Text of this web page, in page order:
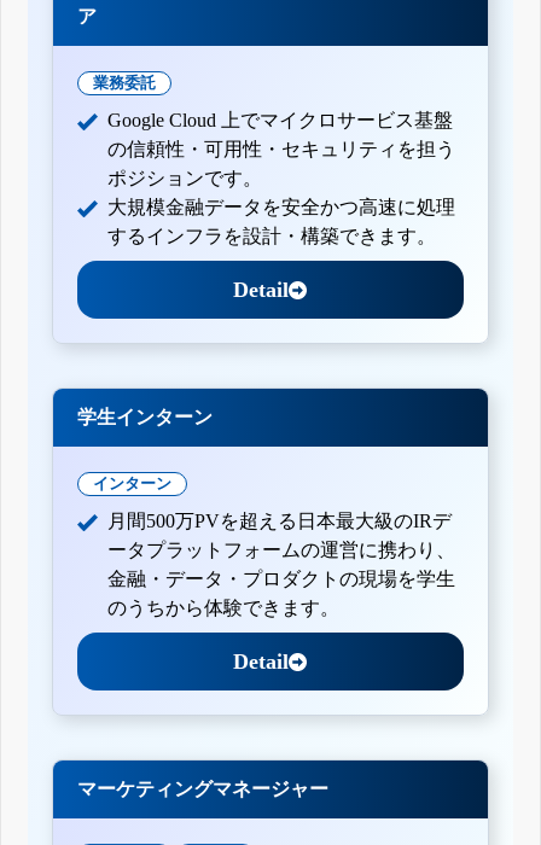
ア
業務委託
Google Cloud 上でマイクロサービス基盤
の信頼性・可用性・セキュリティを担う
ポジションです。
大規模金融データを安全かつ高速に処理
するインフラを設計・構築できます。
Detail
学生インターン
インターン
月間500万PVを超える日本最大級のIRデ
ータプラットフォームの運営に携わり、
金融・データ・プロダクトの現場を学生
のうちから体験できます。
Detail
マーケティングマネージャー